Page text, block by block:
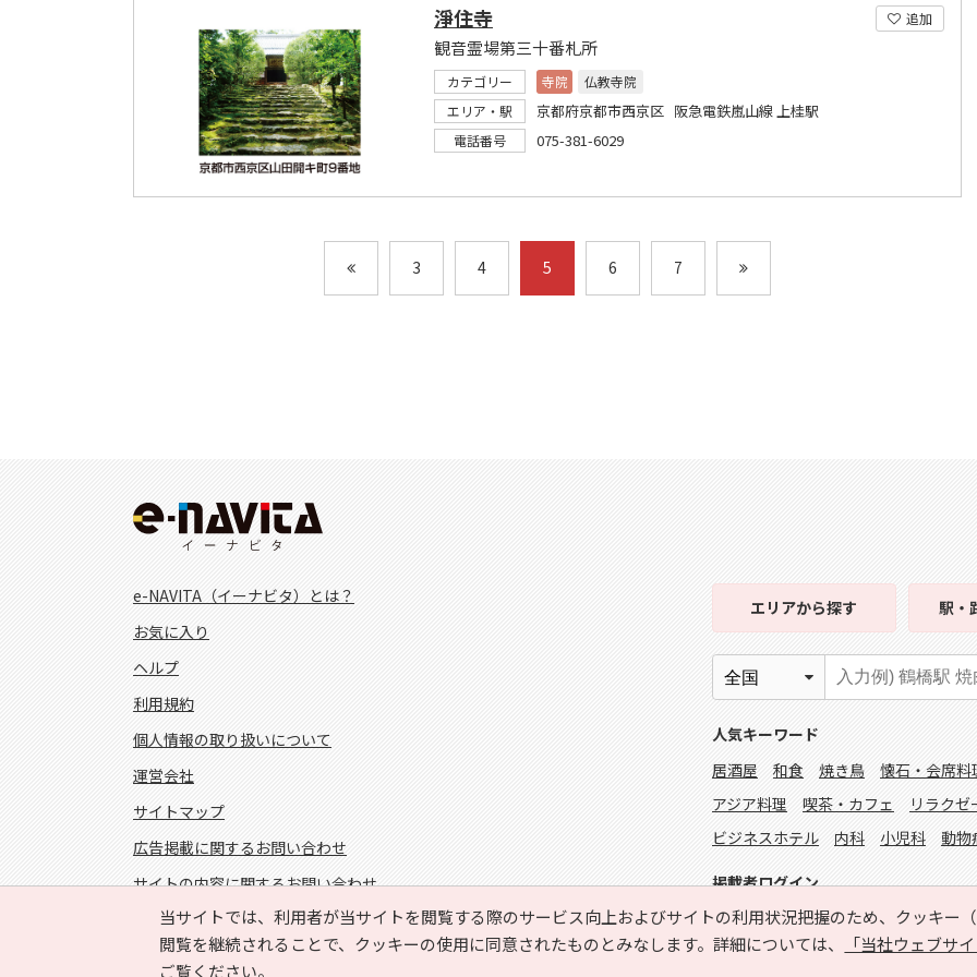
追加
淨住寺
観音霊場第三十番札所
カテゴリー 寺院
仏教寺院
エリア・駅
京都府京都市西京区 阪急電鉄嵐山線 上桂駅
電話番号 075-381-6029
3 4 5 6 7
当サイトでは、利用者が当サイトを閲覧する際のサービス向上およびサイトの利用状況把握のため、クッキー
閲覧を継続されることで、クッキーの使用に同意されたものとみなします。詳細については、
「当社ウェブサ
ご覧ください。
e-NAVITA（イーナビタ）とは？
お気に入り
ヘルプ
利用規約
個人情報の取り扱いについて
運営会社
サイトマップ
広告掲載に関するお問い合わせ
サイトの内容に関するお問い合わせ
エリアから探す 駅・
人気キーワード
居酒屋
和食 焼き鳥 懐石・会席料
アジア料理
喫茶・カフェ リラクゼ
ビジネスホテル
内科 小児科 動物
掲載者ログイン
FOLLOW US!